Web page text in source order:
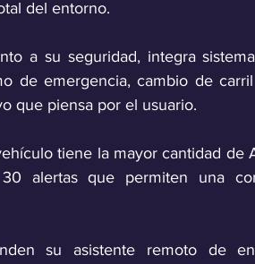
del entorno.
a su seguridad, integra
de emergencia, cambio de
que piensa por el usuario.
tiene la mayor cantidad de
alertas que permiten una
su asistente remoto de